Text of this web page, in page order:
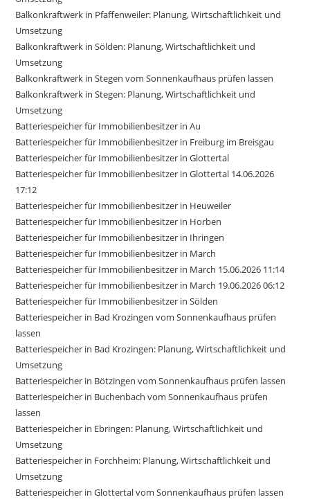
Balkonkraftwerk in Pfaffenweiler: Planung, Wirtschaftlichkeit und
Umsetzung
Balkonkraftwerk in Sölden: Planung, Wirtschaftlichkeit und
Umsetzung
Balkonkraftwerk in Stegen vom Sonnenkaufhaus prüfen lassen
Balkonkraftwerk in Stegen: Planung, Wirtschaftlichkeit und
Umsetzung
Batteriespeicher für Immobilienbesitzer in Au
Batteriespeicher für Immobilienbesitzer in Freiburg im Breisgau
Batteriespeicher für Immobilienbesitzer in Glottertal
Batteriespeicher für Immobilienbesitzer in Glottertal 14.06.2026
17:12
Batteriespeicher für Immobilienbesitzer in Heuweiler
Batteriespeicher für Immobilienbesitzer in Horben
Batteriespeicher für Immobilienbesitzer in Ihringen
Batteriespeicher für Immobilienbesitzer in March
Batteriespeicher für Immobilienbesitzer in March 15.06.2026 11:14
Batteriespeicher für Immobilienbesitzer in March 19.06.2026 06:12
Batteriespeicher für Immobilienbesitzer in Sölden
Batteriespeicher in Bad Krozingen vom Sonnenkaufhaus prüfen
lassen
Batteriespeicher in Bad Krozingen: Planung, Wirtschaftlichkeit und
Umsetzung
Batteriespeicher in Bötzingen vom Sonnenkaufhaus prüfen lassen
Batteriespeicher in Buchenbach vom Sonnenkaufhaus prüfen
lassen
Batteriespeicher in Ebringen: Planung, Wirtschaftlichkeit und
Umsetzung
Batteriespeicher in Forchheim: Planung, Wirtschaftlichkeit und
Umsetzung
Batteriespeicher in Glottertal vom Sonnenkaufhaus prüfen lassen